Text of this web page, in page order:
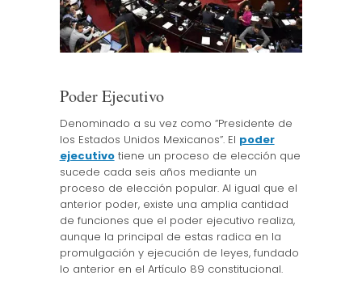
Poder Ejecutivo
Denominado a su vez como “Presidente de
los Estados Unidos Mexicanos”. El poder
ejecutivotiene un proceso de elección que
sucede cada seis años mediante un
proceso de elección popular. Al igual que el
anterior poder, existe una amplia cantidad
de funciones que el poder ejecutivo realiza,
aunque la principal de estas radica en la
promulgación y ejecución de leyes, fundado
lo anterior en el Artículo 89 constitucional.